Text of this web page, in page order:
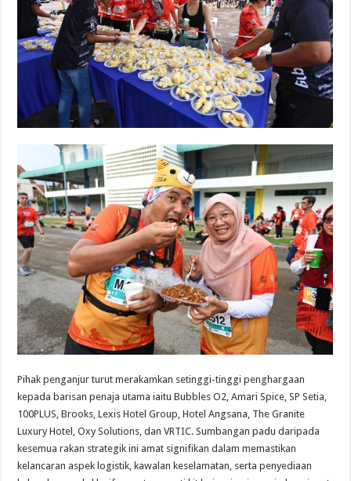
Pihak penganjur turut merakamkan setinggi-tinggi penghargaan
kepada barisan penaja utama iaitu Bubbles O2, Amari Spice, SP Setia,
100PLUS, Brooks, Lexis Hotel Group, Hotel Angsana, The Granite
Luxury Hotel, Oxy Solutions, dan VRTIC. Sumbangan padu daripada
kesemua rakan strategik ini amat signifikan dalam memastikan
kelancaran aspek logistik, kawalan keselamatan, serta penyediaan